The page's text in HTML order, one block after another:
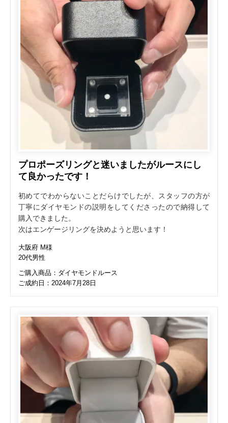
プロポーズリングと迷いましたがルースにし
て良かったです！
初めてでわからないことだらけでしたが、スタッフの方が
丁寧にダイヤモンドの説明をしてくださったので納得して
購入できました。
次はエンゲージリングを決めようと思います！
大阪府 M様
20代男性
ご購入商品：ダイヤモンドルース
ご成約日：2024年7月28日